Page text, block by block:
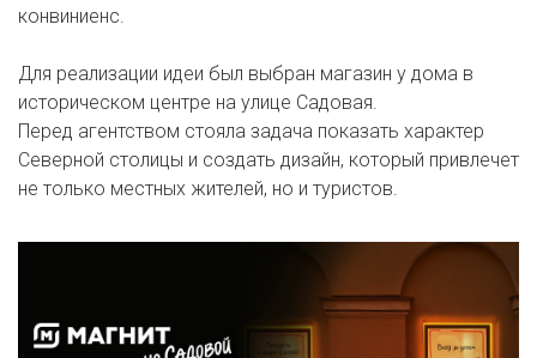
конвиниенс.
Для реализации идеи был выбран магазин у дома в
историческом центре на улице Садовая.
Перед агентством стояла задача показать характер
Северной столицы и создать дизайн, который привлечет
не только местных жителей, но и туристов.